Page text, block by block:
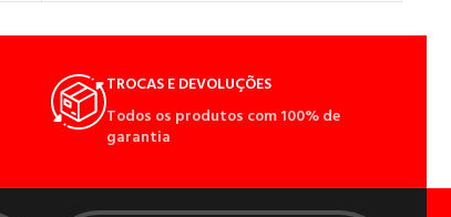
TROCAS E DEVOLUÇÕES
Todos os produtos com 100% de
garantia